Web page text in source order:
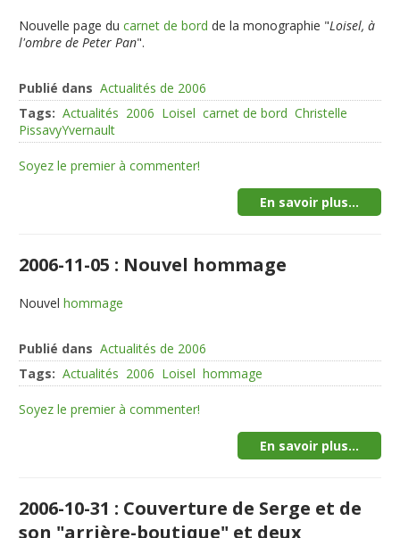
Nouvelle page ducarnet de bord de la monographie "Loisel, à
l'ombre de Peter Pan".
Publié dans Actualités de 2006
Tags: Actualités 2006 Loisel carnet de bord Christelle
PissavyYvernault
Soyez le premier à commenter!
En savoir plus...
2006-11-05 : Nouvel hommage
Nouvelhommage
Publié dans Actualités de 2006
Tags: Actualités 2006 Loisel hommage
Soyez le premier à commenter!
En savoir plus...
2006-10-31 : Couverture de Serge et de
son "arrière-boutique" et deux